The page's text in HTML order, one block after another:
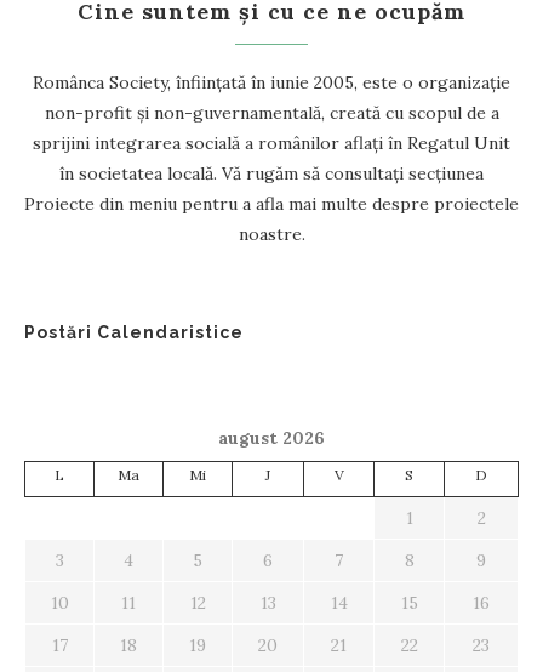
Cine suntem și cu ce ne ocupăm
Românca Society, înființată în iunie 2005, este o organizație
non-profit și non-guvernamentală, creată cu scopul de a
sprijini integrarea socială a românilor aflați în Regatul Unit
în societatea locală. Vă rugăm să consultați secțiunea
Proiecte din meniu pentru a afla mai multe despre proiectele
noastre.
Postări Calendaristice
august 2026
L Ma Mi J V S D
1
2
3
4 5 6 7 8
9
10
11 12 13 14 15
16
17
18 19 20 21 22
23